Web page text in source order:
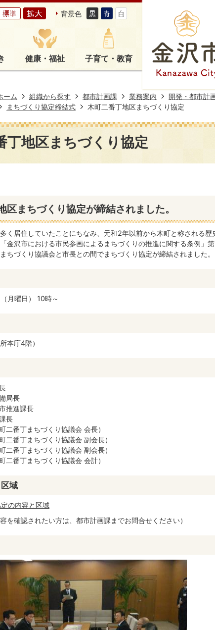
背景色
健康・福祉 子育て・教育
ーム 組織から探す 都市計画課 業務案内 開発・都市計
まちづくり協定締結式
木町二番丁地区まちづくり協定
丁地区まちづくり協定
区まちづくり協定が締結されました。
く居住していたことにちなみ、元和2年以前から木町と称される歴
金沢市における市民参画によるまちづくりの推進に関する条例」
ちづくり協議会と市長との間でまちづくり協定が締結されました。
月曜日） 10時～
本庁4階）
局長
推進課長
長
二番丁まちづくり協議会 会長）
二番丁まちづくり協議会 副会長）
二番丁まちづくり協議会 副会長）
二番丁まちづくり協議会 会計）
域
の内容と区域
を確認されたい方は、都市計画課までお問合せください）